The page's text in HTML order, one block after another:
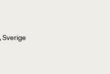
Sverige